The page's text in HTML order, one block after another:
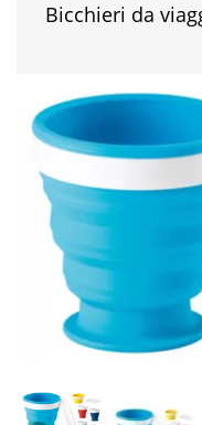
Bicchieri da